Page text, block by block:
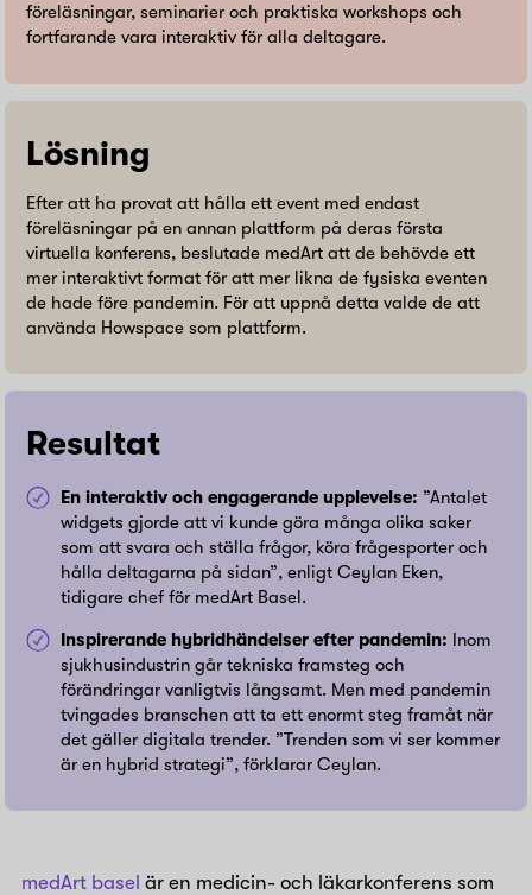
föreläsningar, seminarier och praktiska workshops och
fortfarande vara interaktiv för alla deltagare.
Lösning
Efter att ha provat att hålla ett event med endast
föreläsningar på en annan plattform på deras första
virtuella konferens, beslutade medArt att de behövde ett
mer interaktivt format för att mer likna de fysiska eventen
de hade före pandemin. För att uppnå detta valde de att
använda Howspace som plattform.
Resultat
En interaktiv och engagerande upplevelse: ”Antalet
widgets gjorde att vi kunde göra många olika saker
som att svara och ställa frågor, köra frågesporter och
hålla deltagarna på sidan”, enligt Ceylan Eken,
tidigare chef för medArt Basel.
Inspirerande hybridhändelser efter pandemin: Inom
sjukhusindustrin går tekniska framsteg och
förändringar vanligtvis långsamt. Men med pandemin
tvingades branschen att ta ett enormt steg framåt när
det gäller digitala trender. ”Trenden som vi ser kommer
är en hybrid strategi”, förklarar Ceylan.
medArt basel är en medicin- och läkarkonferens som